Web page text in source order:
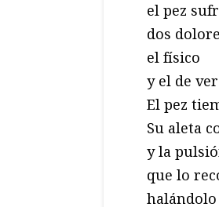
el pez
dos
el físico
y el de
El pez
Su aleta
y la
que lo
halándolo